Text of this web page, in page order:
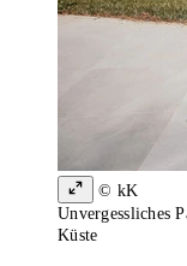
© kK
Unvergessliches
Küste